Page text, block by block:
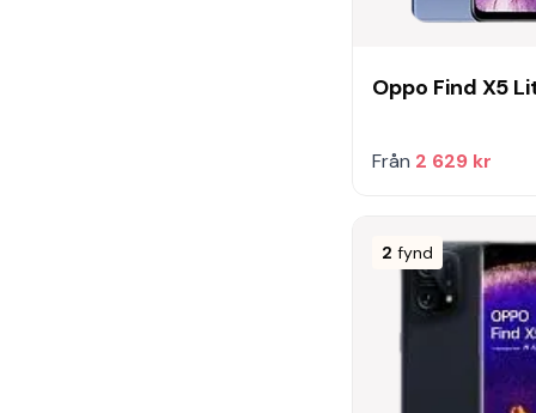
Oppo Find X5
Från 2 629 kr
2 fynd